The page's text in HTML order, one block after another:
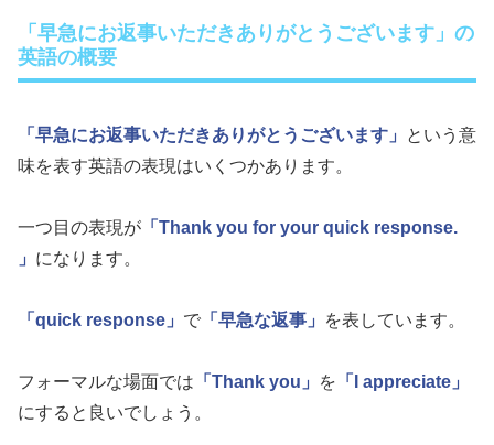
「早急にお返事いただきありがとうございます」の
英語の概要
「早急にお返事いただきありがとうございます」
という意
味を表す英語の表現はいくつかあります。
一つ目の表現が 「Thank you for your quick response.
」 になります。
「quick response」 で 「早急な返事」 を表しています。
フォーマルな場面では 「Thank you」 を 「I appreciate」
にすると良いでしょう。